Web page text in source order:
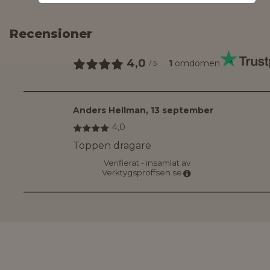
Recensioner
4,0 / 5 1 omdömen
Anders Hellman, 13 september
4,0
Toppen dragare
Verifierat - insamlat av
Verktygsproffsen.se